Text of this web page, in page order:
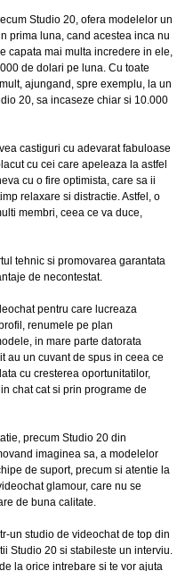
Studio 20, ofera modelelor un
prima luna, cand acestea inca nu
capata mai multa incredere in ele,
de dolari pe luna. Cu toate
ajungand, spre exemplu, la un
20, sa incaseze chiar si 10.000
castiguri cu adevarat fabuloase
cu cei care apeleaza la astfel
cu o fire optimista, care sa ii
relaxare si distractie. Astfel, o
membri, ceea ce va duce,
tehnic si promovarea garantata
de necontestat.
pentru care lucreaza
renumele pe plan
in mare parte datorata
au un cuvant de spus in ceea ce
cu cresterea oportunitatilor,
chat cat si prin programe de
precum Studio 20 din
imaginea sa, a modelelor
de suport, precum si atentie la
glamour, care nu se
de buna calitate.
un studio de videochat de top din
Studio 20 si stabileste un interviu.
la orice intrebare si te vor ajuta